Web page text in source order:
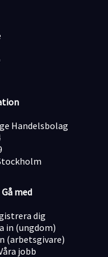
sales-
Handelsbolag
Gå med
dig
in (ungdom)
(arbetsgivare)
jobb